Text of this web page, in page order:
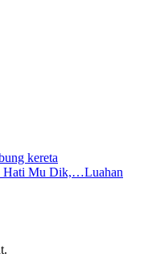
kereta
Hati Mu Dik,…Luahan